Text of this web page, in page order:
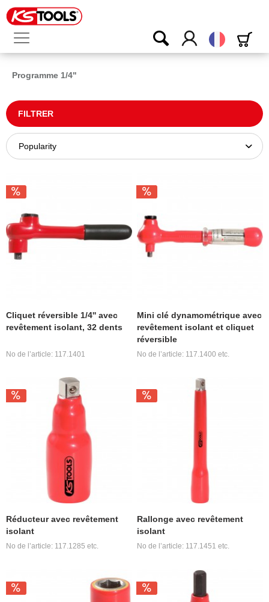
Français
Programme 1/4"
FILTRER
Cliquet réversible 1/4'' avec
revêtement isolant, 32 dents
No de l’article: 117.1401
Mini clé dynamométrique avec
revêtement isolant et cliquet
réversible
No de l’article: 117.1400 etc.
Réducteur avec revêtement
isolant
No de l’article: 117.1285 etc.
Rallonge avec revêtement
isolant
No de l’article: 117.1451 etc.